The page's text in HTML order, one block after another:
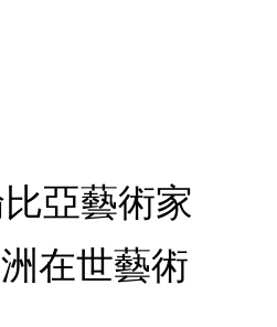
亞藝術家
在世藝術